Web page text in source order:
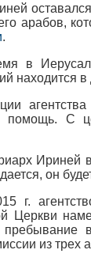
арабов,
.
в
находится
помощь. С
Ириней
он
г.
Церкви
из